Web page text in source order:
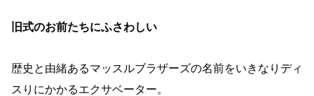
旧式のお前たちにふさわしい
歴史と由緒あるマッスルブラザーズの名前をいきなりディ
スりにかかるエクサベーター。